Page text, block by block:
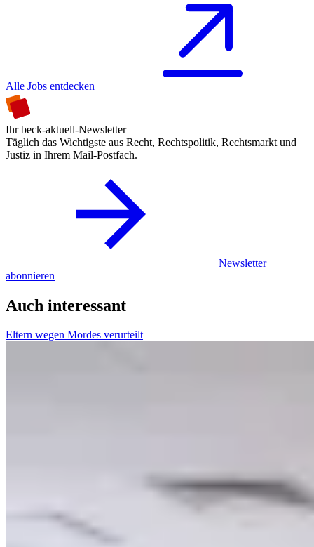
Alle Jobs entdecken
Ihr beck-aktuell-Newsletter
Täglich das Wichtigste aus Recht, Rechtspolitik, Rechtsmarkt und
Justiz in Ihrem Mail-Postfach.
Newsletter
abonnieren
Auch interessant
Eltern wegen Mordes verurteilt